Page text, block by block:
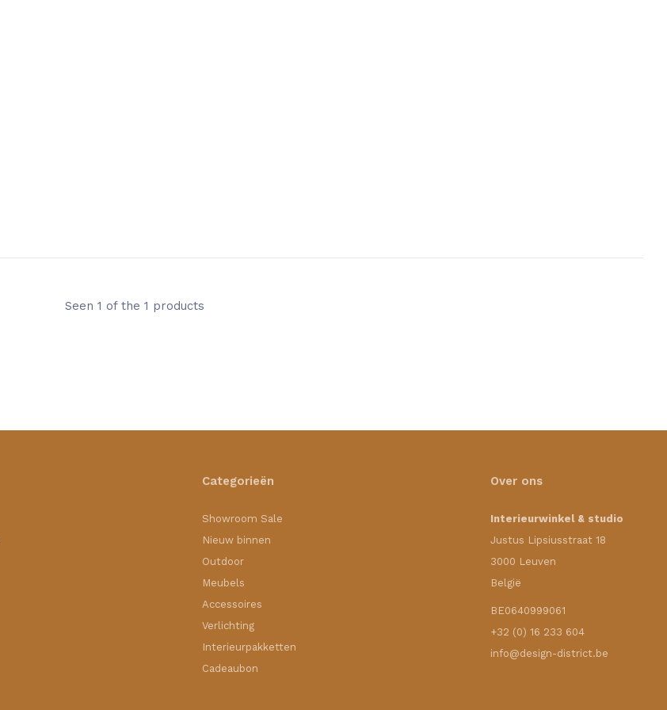
Seen 1 of the 1 products
Categorieën
Showroom Sale
Nieuw binnen
Outdoor
Meubels
Accessoires
Verlichting
Interieurpakketten
Cadeaubon
Over ons
Interieurwinkel & studio
Justus Lipsiusstraat 18
3000 Leuven
België
BE0640999061
+32 (0) 16 233 604
info@design-district.be